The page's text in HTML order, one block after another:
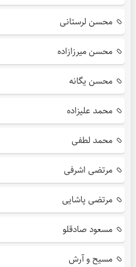
محسن لرستانی
محسن میرزازاده
محسن یگانه
محمد علیزاده
محمد لطفی
مرتضی اشرفی
مرتضی پاشایی
مسعود صادقلو
مسیح و آرش